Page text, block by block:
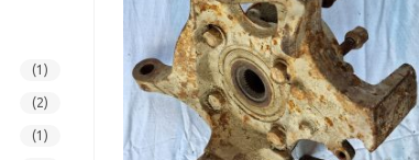
(1)
(2)
(1)